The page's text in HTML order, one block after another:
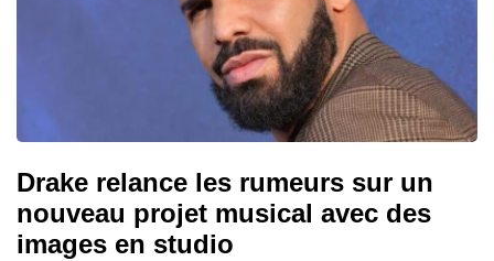
Drake relance les rumeurs sur un
nouveau projet musical avec des
images en studio